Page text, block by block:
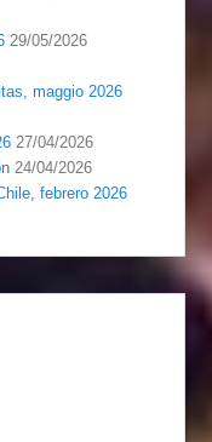
29/05/2026
maggio 2026
27/04/2026
24/04/2026
febrero 2026